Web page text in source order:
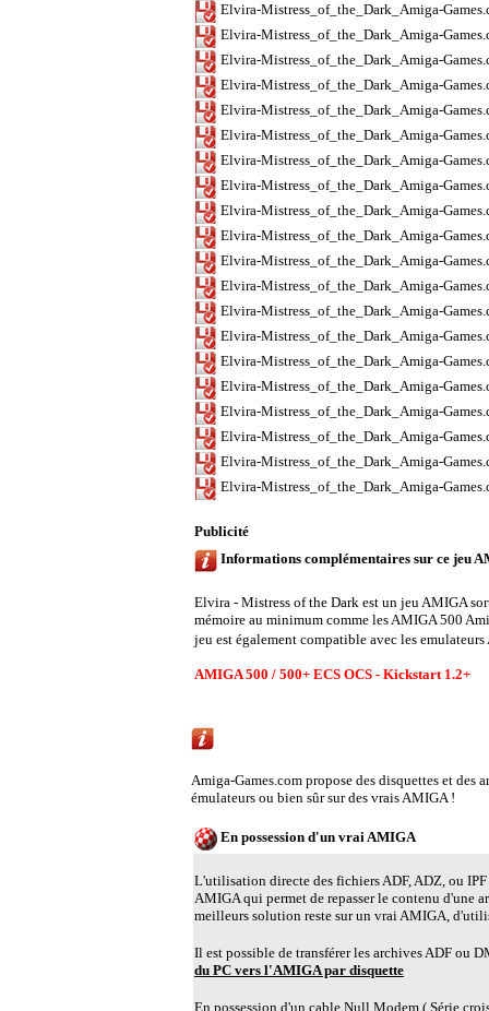
Elvira-Mistress_of_the_Dark_Amiga-
Elvira-Mistress_of_the_Dark_Amiga-
Elvira-Mistress_of_the_Dark_Amiga-
Elvira-Mistress_of_the_Dark_Amiga-
Elvira-Mistress_of_the_Dark_Amiga-
Elvira-Mistress_of_the_Dark_Amiga-
Elvira-Mistress_of_the_Dark_Amiga-
Elvira-Mistress_of_the_Dark_Amiga-
Elvira-Mistress_of_the_Dark_Amiga-
Elvira-Mistress_of_the_Dark_Amiga-
Elvira-Mistress_of_the_Dark_Amiga-
Elvira-Mistress_of_the_Dark_Amiga-
Elvira-Mistress_of_the_Dark_Amiga-
Elvira-Mistress_of_the_Dark_Amiga-
Elvira-Mistress_of_the_Dark_Amiga-
Elvira-Mistress_of_the_Dark_Amiga-
Elvira-Mistress_of_the_Dark_Amiga-
Elvira-Mistress_of_the_Dark_Amiga-
Elvira-Mistress_of_the_Dark_Amiga-
Elvira-Mistress_of_the_Dark_Amiga-
Publicité
Informations complémentaires sur ce jeu
Elvira - Mistress of the Dark est un jeu AMIGA
mémoire au minimum comme les AMIGA 500
jeu est également compatible avec les
AMIGA 500 / 500+ ECS OCS - Kickstart 1.2+
Amiga-Games.com propose des disquettes et
émulateurs ou bien sûr sur des vrais AMIGA !
En possession d'un vrai AMIGA
L'utilisation directe des fichiers ADF, ADZ, ou
AMIGA qui permet de repasser le contenu d'une
meilleurs solution reste sur un vrai AMIGA,
Il est possible de transférer les archives ADF ou
du PC vers l'AMIGA par disquette
En possession d'un cable Null Modem ( Série